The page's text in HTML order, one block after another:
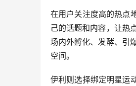
在用户关注度高的热点
己的话题和内容，让热
场内外孵化、发酵、引
空间。
伊利则选择绑定明星运